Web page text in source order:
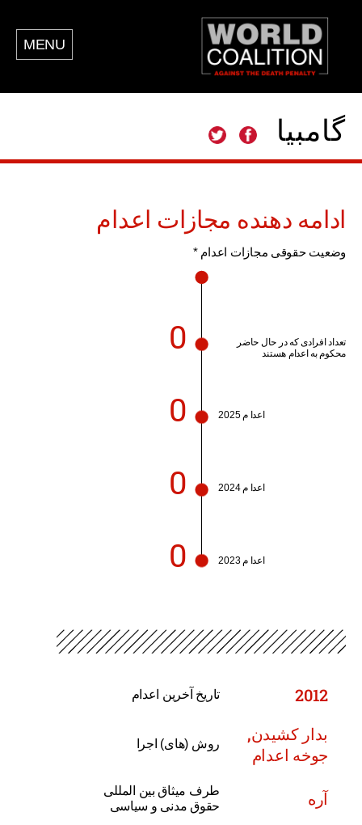
MENU
گامبیا
ادامه دهنده مجازات اعدام
وضعیت حقوقی مجازات اعدام *
0
تعداد افرادی که در حال حاضر
محکوم به اعدام هستند
0 اعدا م 2025
0 اعدا م 2024
0 اعدا م 2023
2012 تاریخ آخرین اعدام
بدار کشیدن,
جوخه اعدام
روش (های) اجرا
آره
طرف میثاق بین المللی
حقوق مدنی و سیاسی